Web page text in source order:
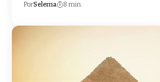
PorSelema 8 min.